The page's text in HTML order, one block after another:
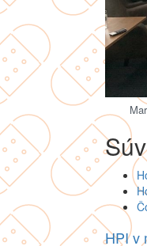
HPI v